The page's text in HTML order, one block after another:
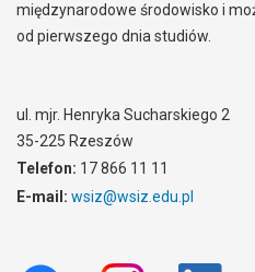
międzynarodowe środowisko i
od pierwszego dnia studiów.
ul. mjr. Henryka Sucharskiego 2
35-225 Rzeszów
Telefon: 17 866 11 11
E-mail: wsiz@wsiz.edu.pl